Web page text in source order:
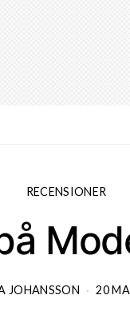
RECENSIONER
JOHANSSON 20